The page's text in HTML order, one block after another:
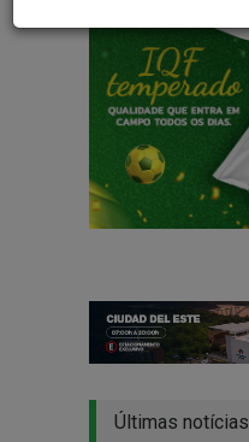
Últimas notícias